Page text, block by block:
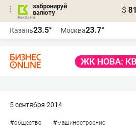
забронируй
валюту
$
Казань23.5° Москва23.7°
5 сентября 2014
#общество #машиностроение